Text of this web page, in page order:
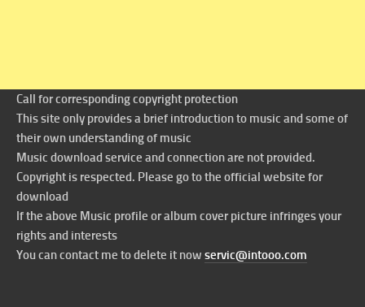
Call for corresponding copyright protection
This site only provides a brief introduction to music and some of
their own understanding of music
Music download service and connection are not provided.
Copyright is respected. Please go to the official website for
download
If the above Music profile or album cover picture infringes your
rights and interests
You can contact me to delete it now servic@intooo.com